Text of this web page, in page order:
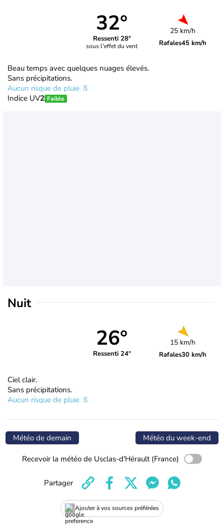
32°
Ressenti 28°
sous l'effet du vent
25 km/h
Rafales45 km/h
Beau temps avec quelques nuages élevés.
Sans précipitations.
Aucun risque de pluie
Indice UV2 Faible
Nuit
26°
Ressenti 24°
15 km/h
Rafales30 km/h
Ciel clair.
Sans précipitations.
Aucun risque de pluie
Météo de demain Météo du week-end
Recevoir la météo de Usclas-d'Hérault (France)
Ajouter à vos sources préférées
Partager